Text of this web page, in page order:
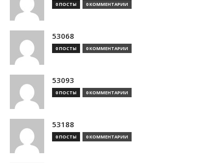
0 ПОСТЫ 0 КОММЕНТАРИИ
53068
0 ПОСТЫ 0 КОММЕНТАРИИ
53093
0 ПОСТЫ 0 КОММЕНТАРИИ
53188
0 ПОСТЫ 0 КОММЕНТАРИИ